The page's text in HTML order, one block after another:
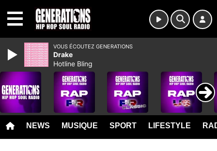
NEWS MUSIQUE SPORT LIFESTYLE
VOUS ÉCOUTEZ GENERATIONS
Drake
Hotline Bling